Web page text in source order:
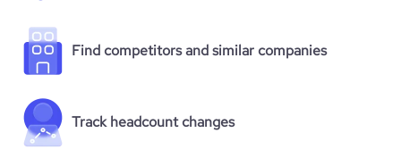
Find competitors and similar companies
Track headcount changes